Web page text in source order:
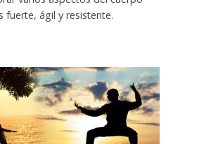
fuerte, ágil y resistente.